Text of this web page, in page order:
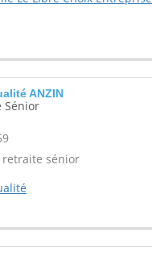
ANZIN
Sénior
sénior